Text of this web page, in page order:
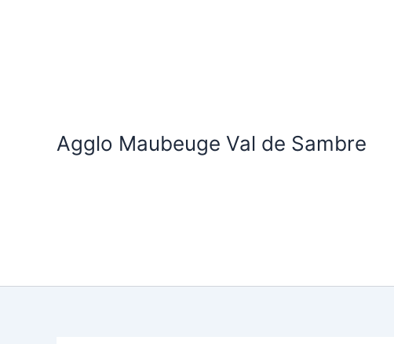
Agglo Maubeuge Val de Sambre